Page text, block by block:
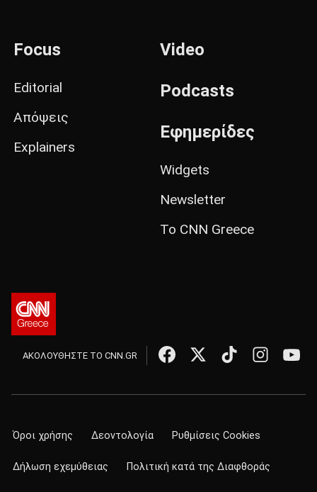
Focus
Editorial
Απόψεις
Explainers
Video
Podcasts
Εφημερίδες
Widgets
Newsletter
Το CNN Greece
ΑΚΟΛΟΥΘΗΣΤΕ ΤΟ CNN.GR
Όροι χρήσης Δεοντολογία Ρυθμίσεις Cookies
Δήλωση εχεμύθειας Πολιτική κατά της Διαφθοράς